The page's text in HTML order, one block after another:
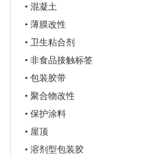
• 混凝土
• 薄膜改性
• 卫生粘合剂
• 非食品接触标签
• 包装胶带
• 聚合物改性
• 保护涂料
• 屋顶
• 溶剂型包装胶